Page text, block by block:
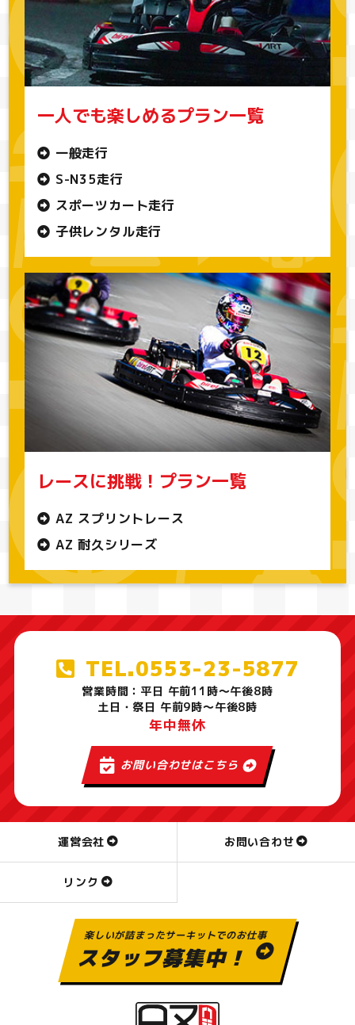
一人でも楽しめるプラン一覧
一般走行
S-N35走行
スポーツカート走行
子供レンタル走行
レースに挑戦！プラン一覧
AZ スプリントレース
AZ 耐久シリーズ
TEL.0553-23-5877
営業時間：平日 午前11時～午後8時
土日・祭日 午前9時～午後8時
年中無休
お問い合わせはこちら
運営会社 お問い合わせ
リンク
楽しいが詰まったサーキットでのお仕事
スタッフ募集中！